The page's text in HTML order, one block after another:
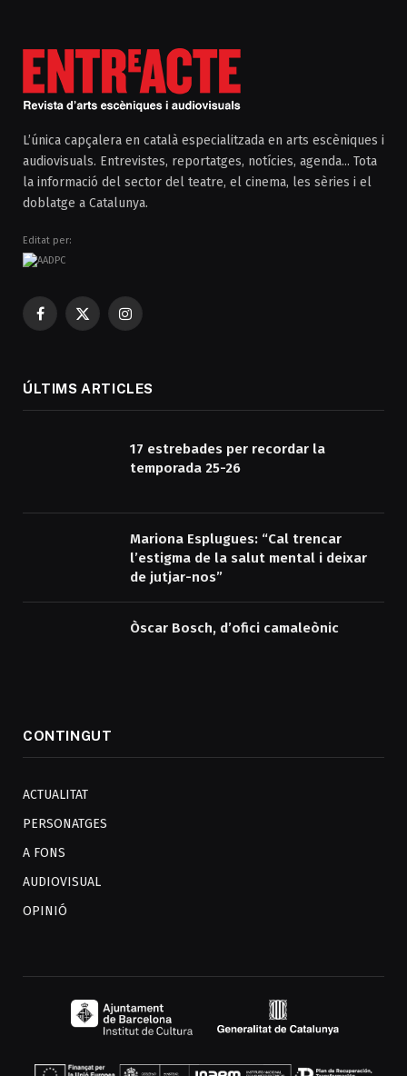
L’única capçalera en català especialitzada en arts escèniques i
audiovisuals. Entrevistes, reportatges, notícies, agenda... Tota
la informació del sector del teatre, el cinema, les sèries i el
doblatge a Catalunya.
Editat per:
Facebook
X
Instagram
ÚLTIMS ARTICLES
17 estrebades per recordar la
temporada 25-26
Mariona Esplugues: “Cal trencar
l’estigma de la salut mental i deixar
de jutjar-nos”
Òscar Bosch, d’ofici camaleònic
CONTINGUT
ACTUALITAT
PERSONATGES
A FONS
AUDIOVISUAL
OPINIÓ